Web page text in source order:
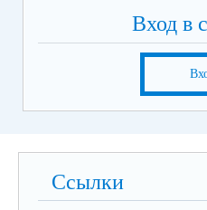
Вход в
Ссылки